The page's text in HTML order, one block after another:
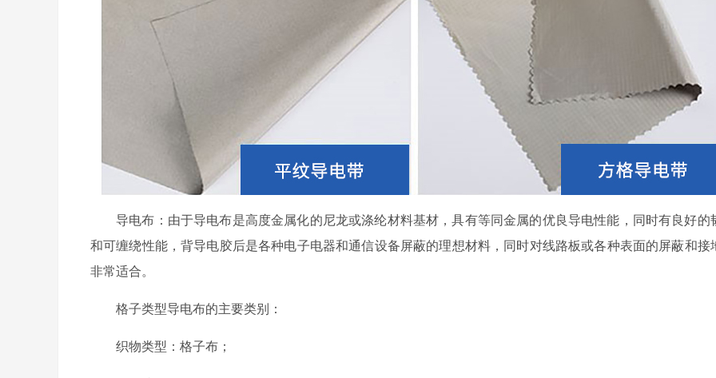
导电布：由于导电布是高度金属化的尼龙或涤纶材料基材，具有等同金属的优良导电性能，同时有良好的
和可缠绕性能，背导电胶后是各种电子电器和通信设备屏蔽的理想材料，同时对线路板或各种表面的屏蔽和接
非常适合。
格子类型导电布的主要类别：
织物类型：格子布；